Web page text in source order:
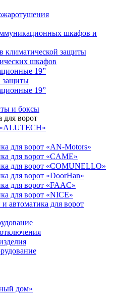
шкафов и
климатической защиты
шкафов
19”
защиты
19”
и боксы
для ворот
для ворот «AN-Motors»
для ворот «CAME»
для ворот «COMUNELLO»
для ворот «DoorHan»
для ворот «FAAC»
для ворот «NICE»
автоматика для ворот
дом»